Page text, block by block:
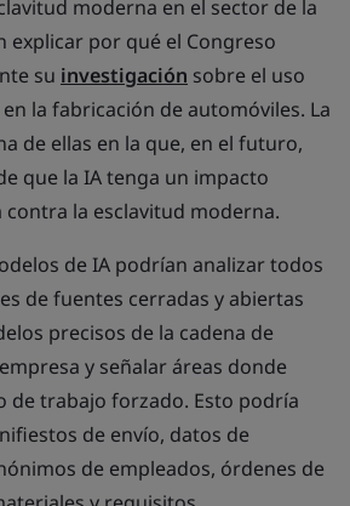
moderna en el sector de la
por qué el Congreso
su investigación sobre el uso
la fabricación de automóviles. La
de ellas en la que, en el futuro,
que la IA tenga un impacto
contra la esclavitud moderna.
de IA podrían analizar todos
de fuentes cerradas y abiertas
precisos de la cadena de
y señalar áreas donde
de trabajo forzado. Esto podría
de envío, datos de
de empleados, órdenes de